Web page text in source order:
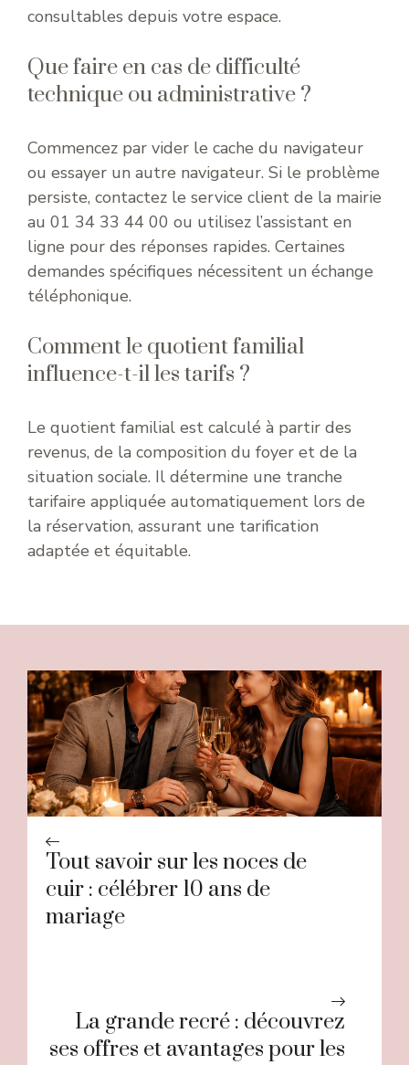
consultables depuis votre espace.
Que faire en cas de difficulté
technique ou administrative ?
Commencez par vider le cache du navigateur
ou essayer un autre navigateur. Si le problème
persiste, contactez le service client de la mairie
au 01 34 33 44 00 ou utilisez l’assistant en
ligne pour des réponses rapides. Certaines
demandes spécifiques nécessitent un échange
téléphonique.
Comment le quotient familial
influence-t-il les tarifs ?
Le quotient familial est calculé à partir des
revenus, de la composition du foyer et de la
situation sociale. Il détermine une tranche
tarifaire appliquée automatiquement lors de
la réservation, assurant une tarification
adaptée et équitable.
Tout savoir sur les noces de
cuir : célébrer 10 ans de
mariage
La grande recré : découvrez
ses offres et avantages pour les